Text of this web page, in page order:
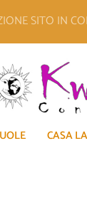
SITO IN
CASA